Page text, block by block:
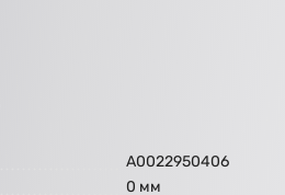
A0022950406
0 мм